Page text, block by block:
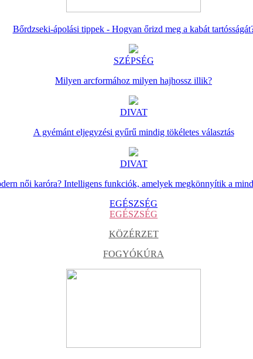
Bőrdzseki-ápolási tippek - Hogyan őrizd meg a kabát
SZÉPSÉG
Milyen arcformához milyen hajhossz illik?
DIVAT
A gyémánt eljegyzési gyűrű mindig tökéletes választás
DIVAT
női karóra? Intelligens funkciók, amelyek megkönnyítik a
EGÉSZSÉG
EGÉSZSÉG
KÖZÉRZET
FOGYÓKÚRA